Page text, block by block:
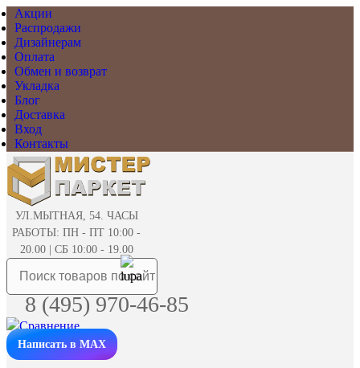
Акции
Распродажи
Дизайнерам
Оплата
Обмен и возврат
Укладка
Блог
Доставка
Вход
Контакты
УЛ.МЫТНАЯ, 54. ЧАСЫ
РАБОТЫ: ПН - ПТ 10:00 -
20.00 | СБ 10:00 - 19.00
8 (495) 970-46-85
Написать в MAX